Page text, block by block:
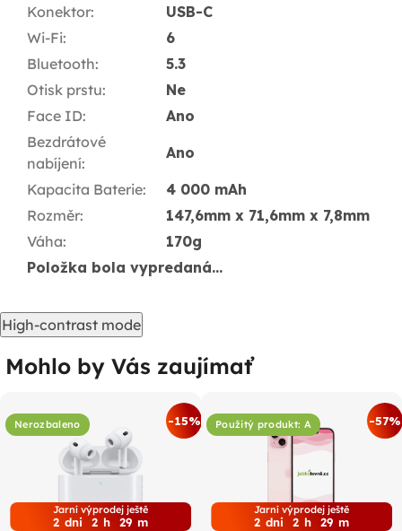
Konektor:
USB-C
Wi-Fi:
6
Bluetooth:
5.3
Otisk prstu:
Ne
Face ID:
Ano
Bezdrátové
nabíjení:
Ano
Kapacita Baterie:
4 000 mAh
Rozměr:
147,6mm x 71,6mm x 7,8mm
Váha:
170g
Položka bola vypredaná…
High-contrast mode
Mohlo by Vás zaujímať
Nerozbaleno -15%
Jarní výprodej ještě
2 dni 2 h 29 m
Použitý produkt: A -57%
Jarní výprodej ještě
2 dni 2 h 29 m